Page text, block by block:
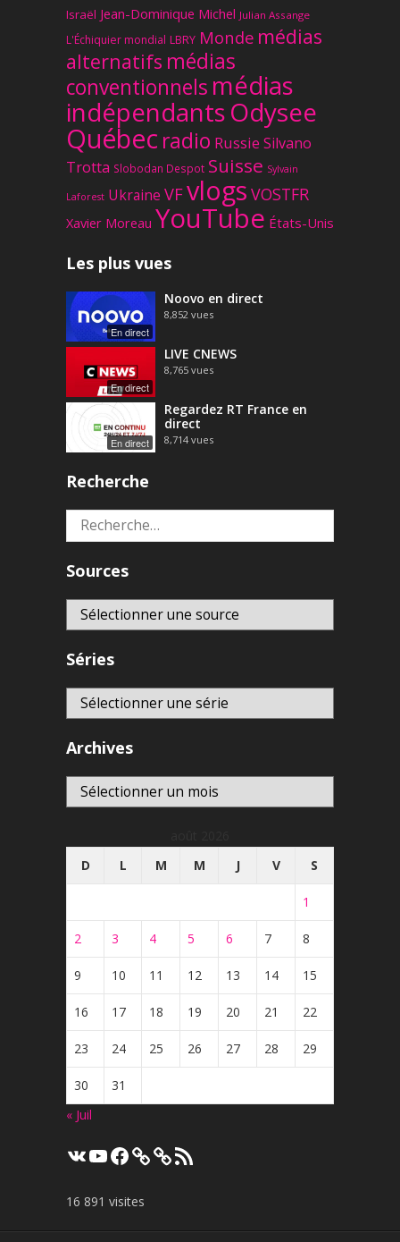
Israël Jean-Dominique Michel Julian Assange
L'Échiquier mondial LBRY Monde médias
alternatifs médias
conventionnels médias
indépendantsOdysee
Québec radio Russie Silvano
Trotta Slobodan Despot Suisse Sylvain
Laforest Ukraine VFvlogs VOSTFR
Xavier Moreau YouTube États-Unis
Les plus vues
En direct
Noovo en direct
8,852 vues
En direct
LIVE CNEWS
8,765 vues
En direct
Regardez RT France en
direct
8,714 vues
Recherche
Rechercher :
Sources
Séries
Archives
Archives
D
L M M J V S
1
2 3 4 5 6 7 8
9 10 11 12 13 14 15
16 17 18 19 20 21 22
23 24 25 26 27 28 29
30
31
« Juil
VK YouTube
Facebook Flux
RSS
16 891 visites